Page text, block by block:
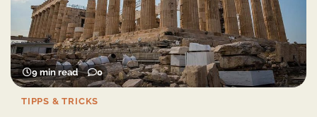
9 min read 0
TIPPS & TRICKS